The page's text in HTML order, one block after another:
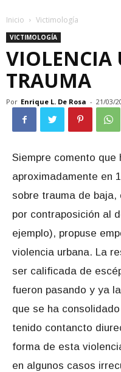
Inicio Victimología
VICTIMOLOGÍA
VIOLENCIA
TRAUMA
Por Enrique L. De Rosa - 21/03/
Siempre comento que
aproximadamente en
sobre trauma de
por contraposición al
ejemplo), propuse
violencia urbana. La
ser calificada de
fueron pasando y ya
que se ha
tenido contancto
forma de esta
en algunos casos